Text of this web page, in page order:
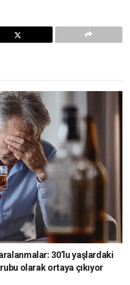
30’lu yaşlardaki
olarak ortaya çıkıyor